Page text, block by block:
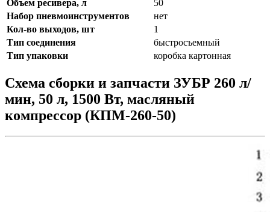
Объем ресивера, л
50
Набор пневмоинструментов
нет
Кол-во выходов, шт
1
Тип соединения
быстросъемный
Тип упаковки
коробка картонная
Схема сборки и запчасти ЗУБР 260 л/
мин, 50 л, 1500 Вт, масляный
компрессор (КПМ-260-50)